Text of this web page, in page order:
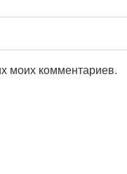
моих комментариев.